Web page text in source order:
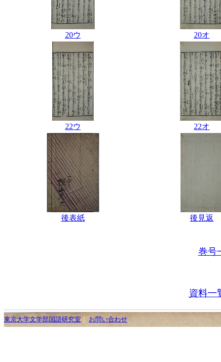
20ウ 20オ
22ウ 22オ
後表紙 後見返
巻号
資料一
東京大学文学部国語研究室 お問い合わせ